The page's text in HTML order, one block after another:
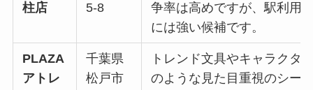
柱店
5-8
争率は高めですが、駅利用
には強い候補です。
PLAZA
アトレ
千葉県
松戸市
トレンド文具やキャラクタ
のような見た目重視のシー